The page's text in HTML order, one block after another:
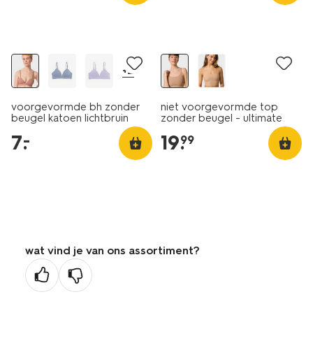
+2
voorgevormde bh zonder
beugel katoen lichtbruin
7.
–
niet voorgevormde top
zonder beugel - ultimate
19.
99
wat vind je van ons assortiment?